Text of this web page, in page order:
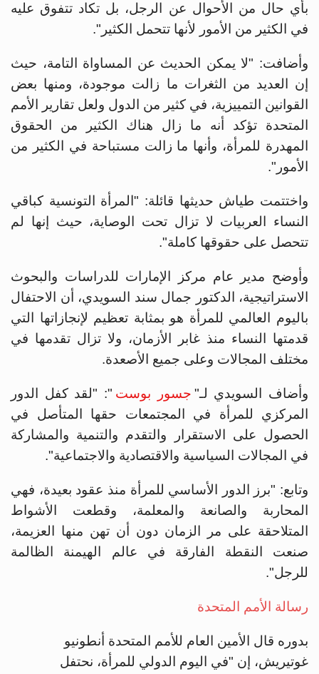
بأي حال من الأحوال عن الرجل، بل تكاد تتفوق عليه
‏في الكثير من الأمور لأنها تتحمل الكثير".
وأضافت: "لا يمكن الحديث عن المساواة التامة، حيث
إن العديد من الثغرات ما زالت موجودة، ومنها ‏بعض
القوانين التمييزية، في كثير من الدول ولعل تقارير الأمم
المتحدة تؤكد أنه ما زال ‏هناك الكثير من الحقوق
المهدرة للمرأة، وأنها ما زالت مستباحة في الكثير من
الأمور".‏
واختتمت طياش حديثها قائلة: "المرأة التونسية كباقي
النساء العربيات لا تزال تحت الوصاية، حيث إنها لم
تتحصل على ‏حقوقها كاملة".
وأوضح مدير عام مركز الإمارات للدراسات والبحوث
الاستراتيجية، الدكتور جمال سند السويدي، أن الاحتفال
باليوم العالمي للمرأة هو بمثابة ‏تعظيم لإنجازاتها التي
قدمتها النساء منذ غابر الأزمان، ولا تزال تقدمها في
مختلف المجالات وعلى جميع الأصعدة.‏
وأضاف السويدي لـ" جسور بوست ": "لقد كفل الدور
المركزي للمرأة في المجتمعات حقها المتأصل في
الحصول على الاستقرار والتقدم والتنمية والمشاركة
في المجالات السياسية والاقتصادية والاجتماعية".
وتابع: "برز الدور الأساسي للمرأة منذ عقود بعيدة، فهي
المحاربة والصانعة والمعلمة، وقطعت ‏الأشواط
المتلاحقة على مر الزمان دون أن تهن منها العزيمة،
صنعت النقطة الفارقة في عالم الهيمنة ‏الظالمة
للرجل".
رسالة الأمم المتحدة‏
بدوره قال الأمين العام للأمم المتحدة أنطونيو
غوتيريش، إن "في اليوم الدولي للمرأة، نحتفل